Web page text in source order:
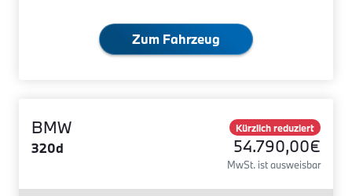
Zum Fahrzeug
BMW
320d
Kürzlich reduziert
54.790,00€
MwSt. ist ausweisbar